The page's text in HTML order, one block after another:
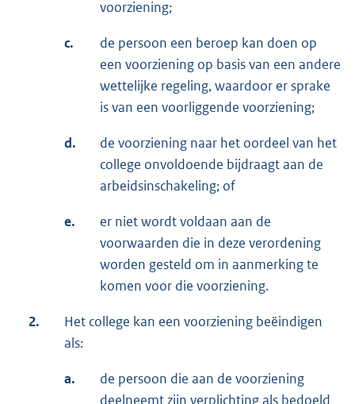
voorziening;
c.
de persoon een beroep kan doen op
een voorziening op basis van een andere
wettelijke regeling, waardoor er sprake
is van een voorliggende voorziening;
d.
de voorziening naar het oordeel van het
college onvoldoende bijdraagt aan de
arbeidsinschakeling; of
e.
er niet wordt voldaan aan de
voorwaarden die in deze verordening
worden gesteld om in aanmerking te
komen voor die voorziening.
2.
Het college kan een voorziening beëindigen
als:
a.
de persoon die aan de voorziening
deelneemt zijn verplichting als bedoeld